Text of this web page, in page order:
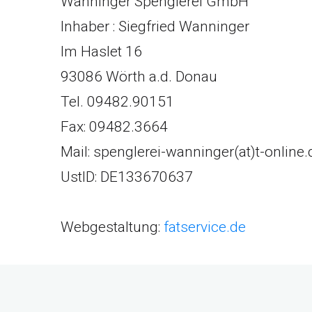
Inhaber : Siegfried Wanninger
Im Haslet 16
93086 Wörth a.d. Donau
Tel. 09482.90151
Fax: 09482.3664
Mail: spenglerei-wanninger(at)t-
UstID: DE133670637
Webgestaltung: fatservice.de